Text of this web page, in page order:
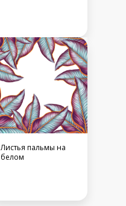
Листья пальмы на
белом